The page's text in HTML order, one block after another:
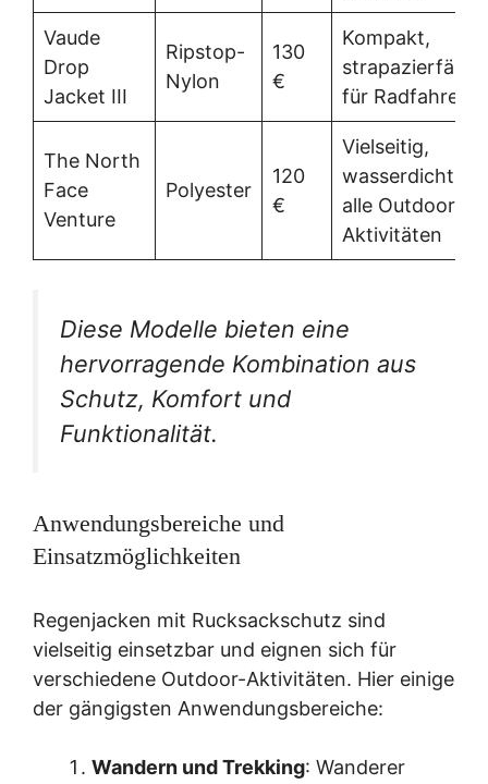
Vaude
Drop
Jacket III
Ripstop-
Nylon
130
€
Kompakt,
strapazierfähig,
für Radfahrer
The North
Face
Venture
Polyester
120
€
Vielseitig,
wasserdicht,
alle Outdoor-
Aktivitäten
Diese Modelle bieten eine
hervorragende Kombination aus
Schutz, Komfort und
Funktionalität.
Anwendungsbereiche und
Einsatzmöglichkeiten
Regenjacken mit Rucksackschutz sind
vielseitig einsetzbar und eignen sich für
verschiedene Outdoor-Aktivitäten. Hier einige
der gängigsten Anwendungsbereiche:
Wandern und Trekking: Wanderer